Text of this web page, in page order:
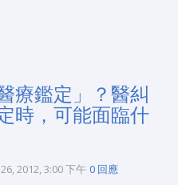
療鑑定」？醫糾
時，可能面臨什
2012, 3:00 下午 0 回應